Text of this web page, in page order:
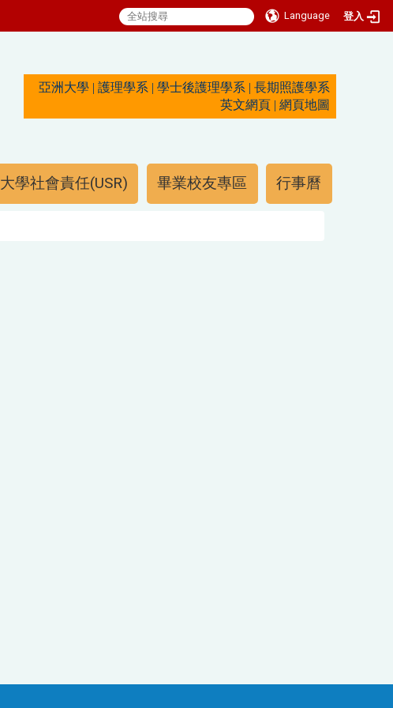
Language
登入
亞洲大學 | 護理學系 | 學士後護理學系 | 長期照護學系
英文網頁 | 網頁地圖
大學社會責任(USR) 畢業校友專區 行事曆